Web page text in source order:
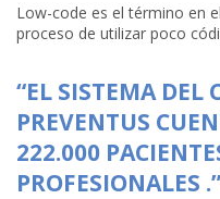
Low-code es el término en
proceso de utilizar poco
“EL SISTEMA DEL
PREVENTUS
222.000
PROFESIONALES